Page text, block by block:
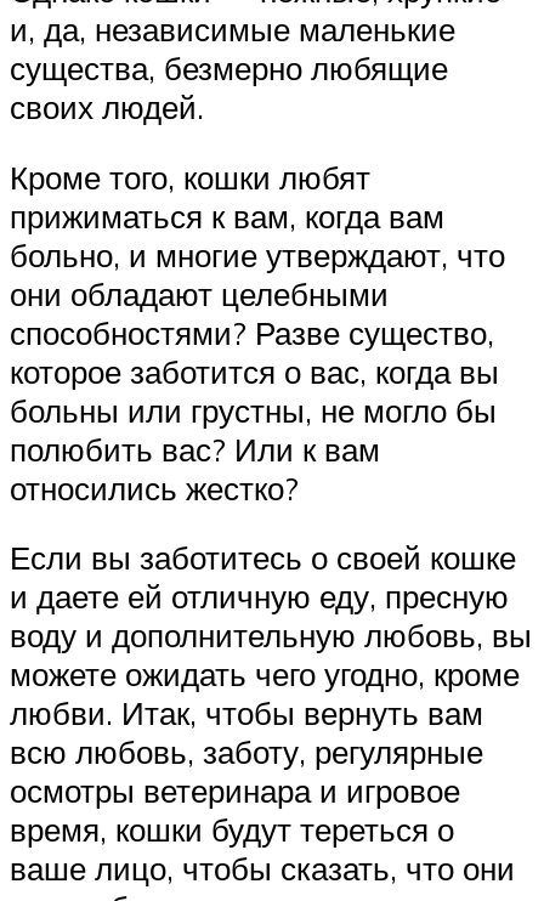
и, да, независимые маленькие
существа, безмерно любящие
своих людей.
Кроме того, кошки любят
прижиматься к вам, когда вам
больно, и многие утверждают, что
они обладают целебными
способностями? Разве существо,
которое заботится о вас, когда вы
больны или грустны, не могло бы
полюбить вас? Или к вам
относились жестко?
Если вы заботитесь о своей кошке
и даете ей отличную еду, пресную
воду и дополнительную любовь, вы
можете ожидать чего угодно, кроме
любви. Итак, чтобы вернуть вам
всю любовь, заботу, регулярные
осмотры ветеринара и игровое
время, кошки будут тереться о
ваше лицо, чтобы сказать, что они